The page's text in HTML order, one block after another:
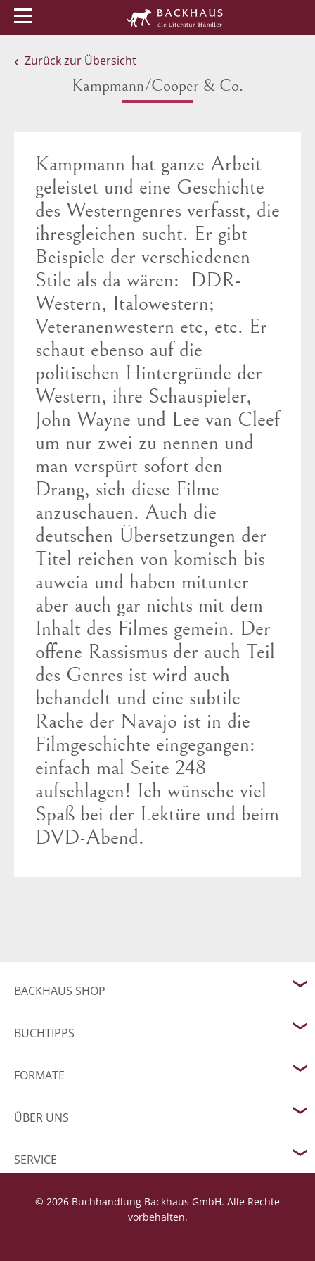
Zurück zur Übersicht
Kampmann/Cooper & Co.
Kampmann hat ganze Arbeit
geleistet und eine Geschichte
des Westerngenres verfasst, die
ihresgleichen sucht. Er gibt
Beispiele der verschiedenen
Stile als da wären: DDR-
Western, Italowestern;
Veteranenwestern etc, etc. Er
schaut ebenso auf die
politischen Hintergründe der
Western, ihre Schauspieler,
John Wayne und Lee van Cleef
um nur zwei zu nennen und
man verspürt sofort den
Drang, sich diese Filme
anzuschauen. Auch die
deutschen Übersetzungen der
Titel reichen von komisch bis
auweia und haben mitunter
aber auch gar nichts mit dem
Inhalt des Filmes gemein. Der
offene Rassismus der auch Teil
des Genres ist wird auch
behandelt und eine subtile
Rache der Navajo ist in die
Filmgeschichte eingegangen:
einfach mal Seite 248
aufschlagen! Ich wünsche viel
Spaß bei der Lektüre und beim
DVD-Abend.
BACKHAUS SHOP
BUCHTIPPS
FORMATE
ÜBER UNS
SERVICE
© 2026 Buchhandlung Backhaus GmbH. Alle Rechte
vorbehalten.